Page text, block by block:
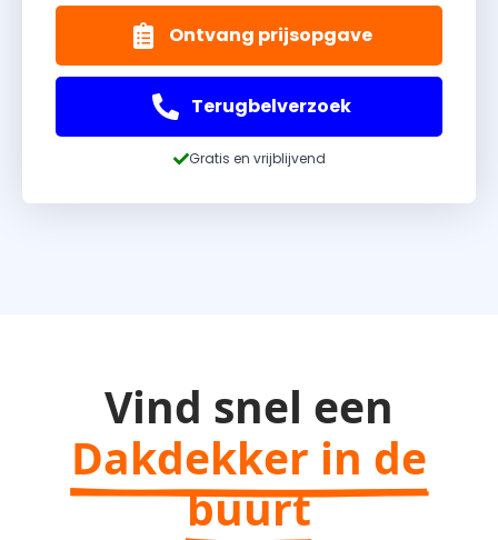
Ontvang prijsopgave
Terugbelverzoek
Gratis en vrijblijvend
Vind snel een
Dakdekker in de
buurt